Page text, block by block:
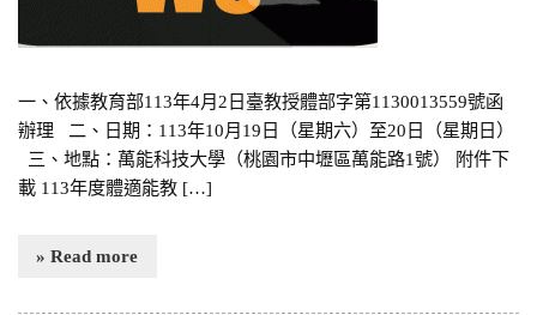
一、依據教育部113年4月2日臺教授體部字第1130013559號函
辦理 二、日期：113年10月19日（星期六）至20日（星期日）
三、地點：萬能科技大學（桃園市中壢區萬能路1號） 附件下
載 113年度體適能教 […]
» Read more